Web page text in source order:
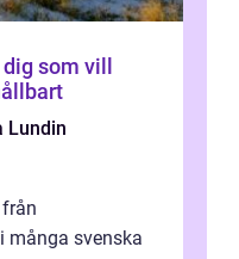
som vill
Lundin
svenska